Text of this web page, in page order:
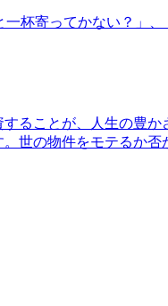
杯寄ってかない？」
ることが、人生の豊か
世の物件をモテるか否